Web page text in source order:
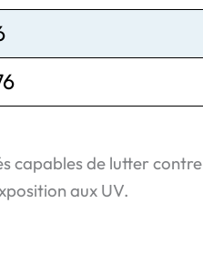
capables de lutter
aux UV.